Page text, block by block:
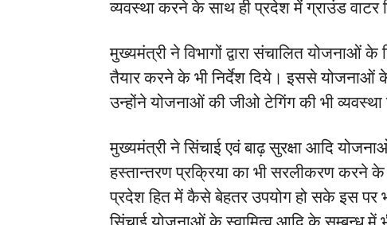
व्यवस्था करने के साथ ही प्रदेश में ग्राउंड वाटर
मुख्यमंत्री ने विभागों द्वारा संचालित योजनाओं के
तैयार करने के भी निर्देश दिये। इससे योजनाओं
उन्होंने योजनाओं की जीओ टेगिंग की भी
मुख्यमंत्री ने सिंचाई एवं बाढ़ सुरक्षा आदि
हस्तान्तरण प्रक्रिया का भी सरलीकरण करने
प्रदेश हित में कैसे बेहतर उपयोग हो सके इस पर